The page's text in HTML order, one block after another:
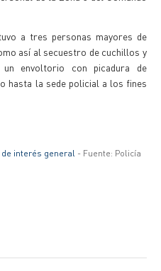
a tres personas mayores de
así al secuestro de cuchillos y
envoltorio con picadura de
hasta la sede policial a los fines
de interés general - Fuente: Policía